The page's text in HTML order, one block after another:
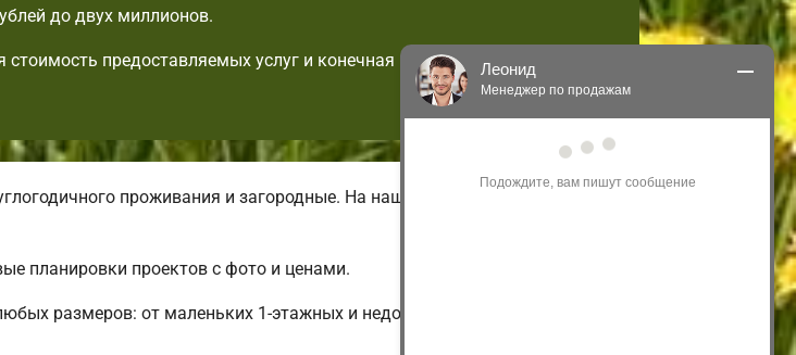
до двух миллионов.
предоставляемых услуг и конечная
проживания и загородные. На нашем официальном сайте
планировки проектов с фото и ценами.
размеров: от маленьких 1-этажных и недорогих до больших
Леонид
Менеджер по продажам
Здравствуйте! Я могу
акциям и проектам.